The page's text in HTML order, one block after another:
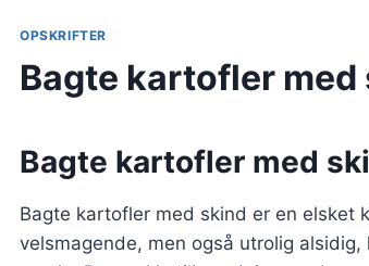
OPSKRIFTER
Bagte kartofler med
Bagte kartofler med
Bagte kartofler med skind er en elsket
velsmagende, men også utrolig